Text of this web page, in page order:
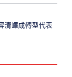
清嶧成轉型代表